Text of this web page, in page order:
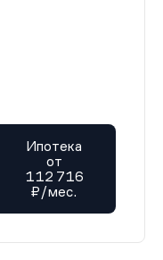
Ипотека
от
112 716
₽/мес.